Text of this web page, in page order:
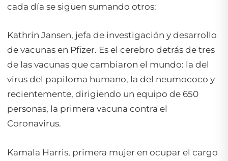
cada día se siguen sumando otros:
Kathrin Jansen, jefa de investigación y desarrollo
de vacunas en Pfizer. Es el cerebro detrás de tres
de las vacunas que cambiaron el mundo: la del
virus del papiloma humano, la del neumococo y
recientemente, dirigiendo un equipo de 650
personas, la primera vacuna contra el
Coronavirus.
Kamala Harris, primera mujer en ocupar el cargo